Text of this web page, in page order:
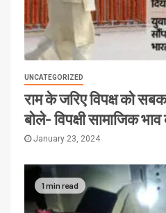
UNCATEGORIZED
राम के जरिए विपक्ष को
बोले- विपक्षी सामाजिक
January 23, 2024
1 min read